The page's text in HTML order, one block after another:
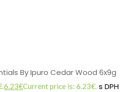
By Ipuro Cedar Wood 6x9g
6.23€Current price is: 6.23€. s DPH